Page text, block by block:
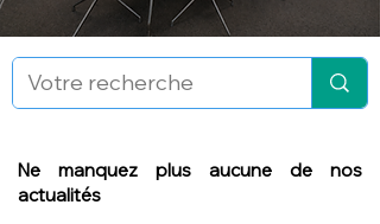
Ne manquez plus aucune de nos
actualités